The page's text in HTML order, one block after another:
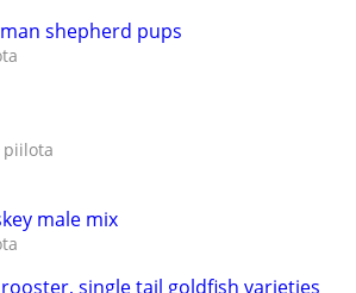
shepherd pups
piilota
male mix
single tail goldfish varieties